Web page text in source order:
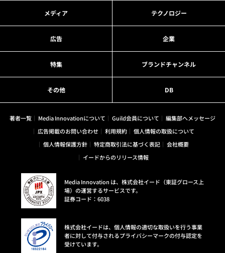
メディア テクノロジー
広告 企業
特集 ブランドチャンネル
その他 DB
著者一覧 Media Innovationについて Guild会員について
編集部へメッセージ
広告掲載のお問い合わせ
利用規約
個人情報の取扱について
個人情報保護方針
特定商取引法に基づく表記
会社概要
イードからのリリース情報
Media Innovation は、株式会社イード（東証グロース上
場）の運営するサービスです。
証券コード：6038
株式会社イードは、個人情報の適切な取扱いを行う事業
者に対して付与されるプライバシーマークの付与認定を
受けています。